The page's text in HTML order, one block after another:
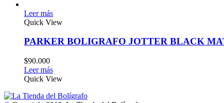
Leer más
Quick View
PARKER BOLIGRAFO JOTTER BLACK
$90.000
Leer más
Quick View